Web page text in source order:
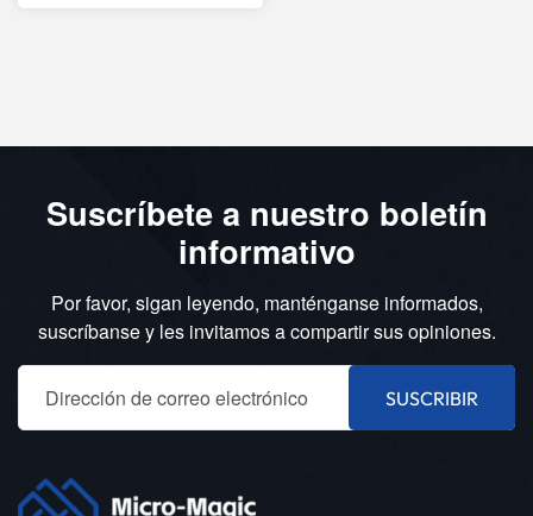
Suscríbete a nuestro boletín
informativo
Por favor, sigan leyendo, manténganse informados,
suscríbanse y les invitamos a compartir sus opiniones.
SUSCRIBIR